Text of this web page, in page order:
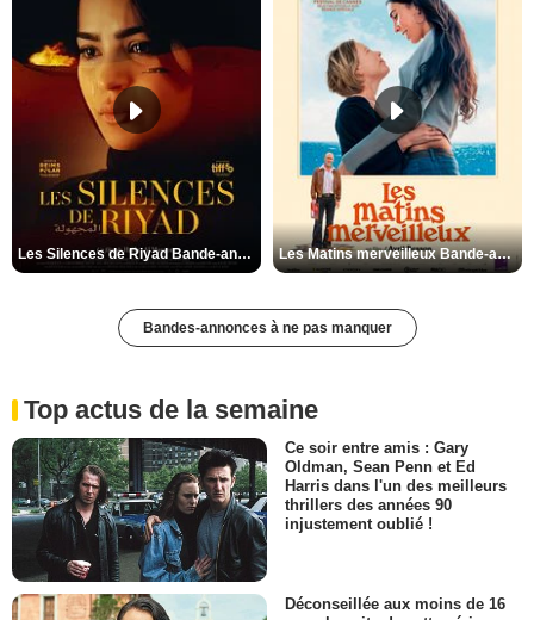
Les Silences de Riyad Bande-annonce VO STFR Les Matins merveilleux Bande-annonce VF
Bandes-annonces à ne pas manquer
Top actus de la semaine
Ce soir entre amis : Gary
Oldman, Sean Penn et Ed
Harris dans l'un des meilleurs
thrillers des années 90
injustement oublié !
Déconseillée aux moins de 16